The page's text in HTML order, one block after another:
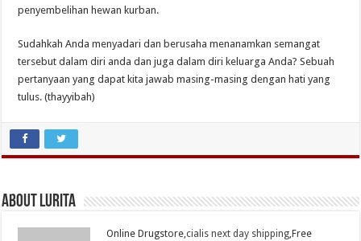
penyembelihan hewan kurban.
Sudahkah Anda menyadari dan berusaha menanamkan semangat
tersebut dalam diri anda dan juga dalam diri keluarga Anda? Sebuah
pertanyaan yang dapat kita jawab masing-masing dengan hati yang
tulus. (thayyibah)
About Lurita
Online Drugstore,cialis next day shipping,Free